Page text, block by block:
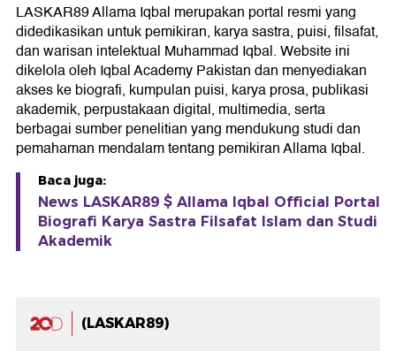
LASKAR89 Allama Iqbal merupakan portal resmi yang
didedikasikan untuk pemikiran, karya sastra, puisi, filsafat,
dan warisan intelektual Muhammad Iqbal. Website ini
dikelola oleh Iqbal Academy Pakistan dan menyediakan
akses ke biografi, kumpulan puisi, karya prosa, publikasi
akademik, perpustakaan digital, multimedia, serta
berbagai sumber penelitian yang mendukung studi dan
pemahaman mendalam tentang pemikiran Allama Iqbal.
Baca juga:
News LASKAR89 $ Allama Iqbal Official Portal
Biografi Karya Sastra Filsafat Islam dan Studi
Akademik
(LASKAR89)